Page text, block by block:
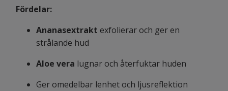
Fördelar:
Ananasextrakt exfolierar och ger en
strålande hud
Aloe vera lugnar och återfuktar huden
Ger omedelbar lenhet och ljusreflektion